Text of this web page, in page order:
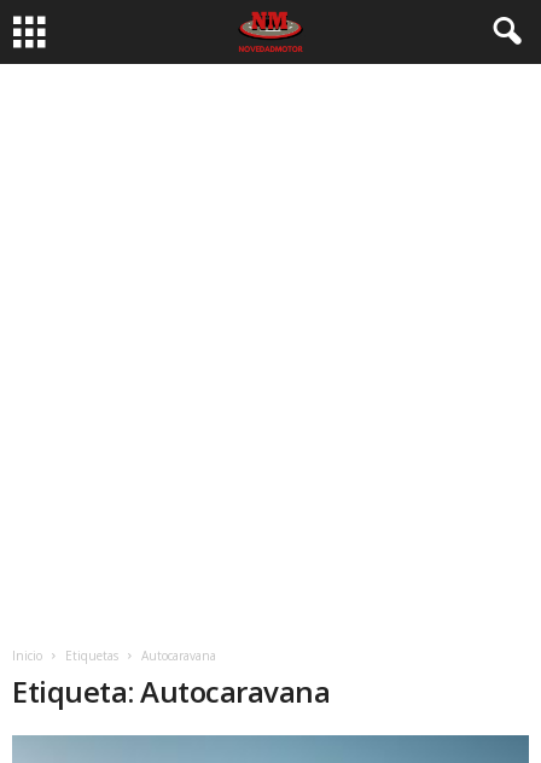
Inicio Etiquetas Autocaravana
Etiqueta: Autocaravana